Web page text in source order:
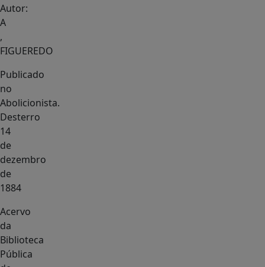
Autor:
A
,
FIGUEREDO
Publicado
no
Abolicionista.
Desterro
14
de
dezembro
de
1884
Acervo
da
Biblioteca
Pública